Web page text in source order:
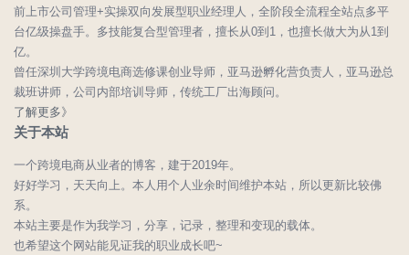
前上市公司管理+实操双向发展型职业经理人，全阶段全流程全站点多平
台亿级操盘手。多技能复合型管理者，擅长从0到1，也擅长做大为从1到
亿。
曾任深圳大学跨境电商选修课创业导师，亚马逊孵化营负责人，亚马逊总
裁班讲师，公司内部培训导师，传统工厂出海顾问。
了解更多》
关于本站
一个跨境电商从业者的博客，建于2019年。
好好学习，天天向上。本人用个人业余时间维护本站，所以更新比较佛
系。
本站主要是作为我学习，分享，记录，整理和变现的载体。
也希望这个网站能见证我的职业成长吧~